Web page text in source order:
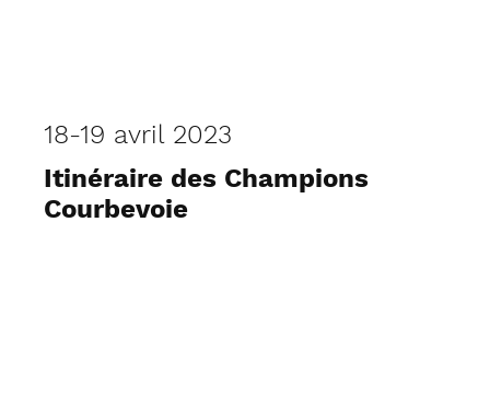
18-19 avril 2023
Itinéraire des Champions
Courbevoie